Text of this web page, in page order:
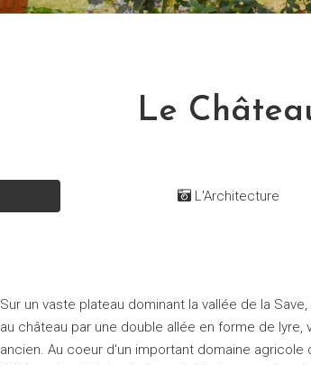
Le
L'Architecture
Sur un vaste plateau dominant la vallée de la
au château par une double allée en forme de
ancien. Au coeur d'un important domaine